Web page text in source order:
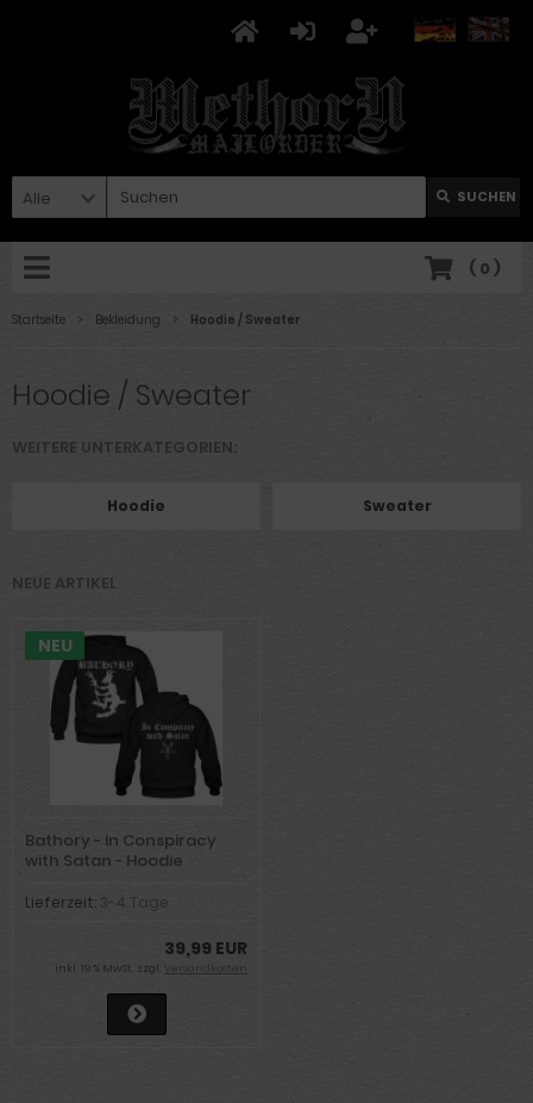
Alle SUCHEN
( 0 )
Startseite Bekleidung Hoodie / Sweater
Hoodie / Sweater
WEITERE UNTERKATEGORIEN:
Hoodie Sweater
NEUE ARTIKEL
NEU
Bathory - In Conspiracy
with Satan - Hoodie
Lieferzeit: 3-4 Tage
39,99 EUR
inkl. 19 % MwSt. zzgl. Versandkosten